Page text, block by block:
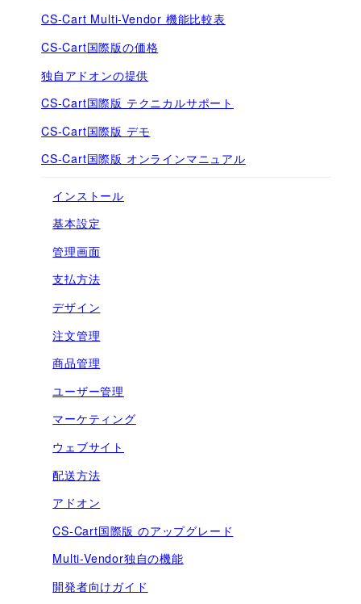
CS-Cart Multi-Vendor 機能比較表
CS-Cart国際版の価格
独自アドオンの提供
CS-Cart国際版 テクニカルサポート
CS-Cart国際版 デモ
CS-Cart国際版 オンラインマニュアル
インストール
基本設定
管理画面
支払方法
デザイン
注文管理
商品管理
ユーザー管理
マーケティング
ウェブサイト
配送方法
アドオン
CS-Cart国際版 のアップグレード
Multi-Vendor独自の機能
開発者向けガイド